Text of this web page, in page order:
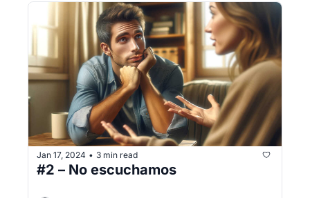
Jan 17, 2024 • 3 min read
#2 – No escuchamos